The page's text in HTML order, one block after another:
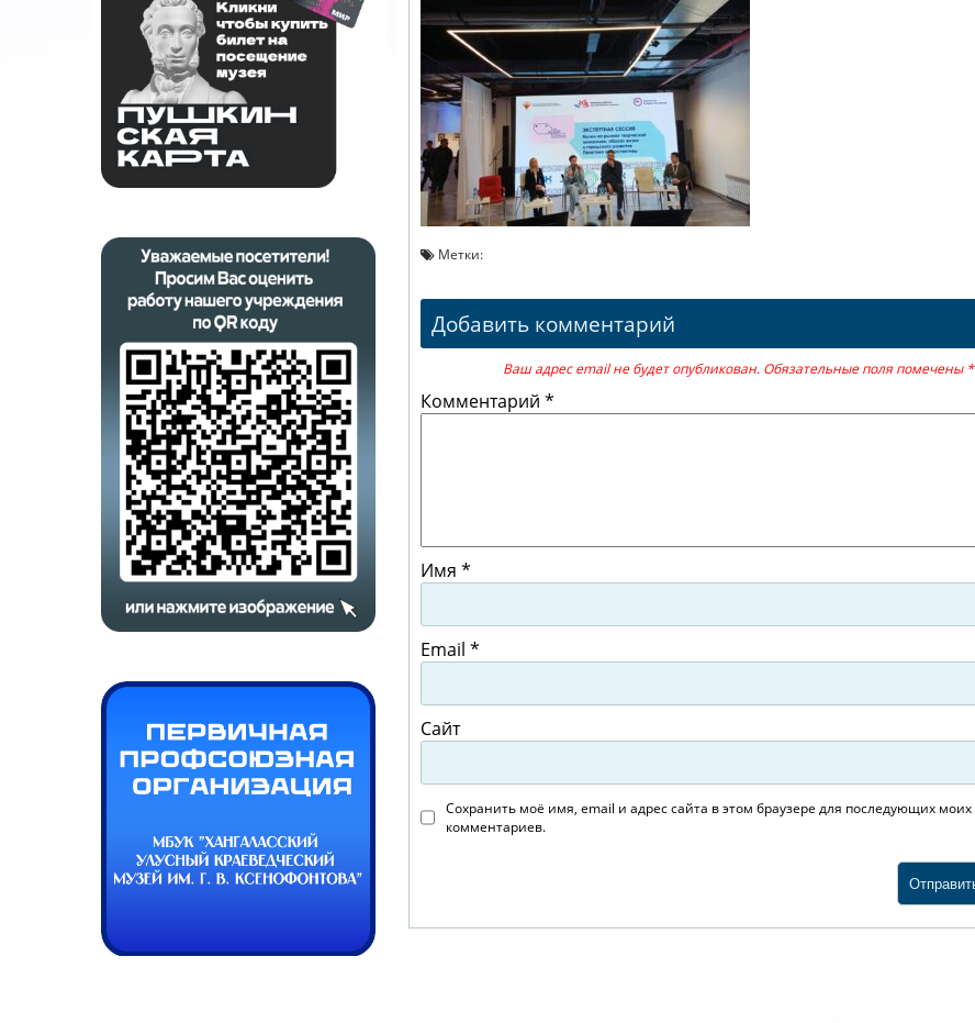
Метки:
Добавить комментарий
Ваш адрес email не будет опубликован. Обязательные поля помечены *
Комментарий *
Имя *
Email *
Сайт
Сохранить моё имя, email и адрес сайта в этом браузере для последующих моих
комментариев.